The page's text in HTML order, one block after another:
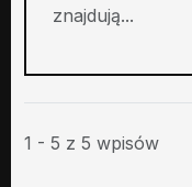
znajdują...
1 - 5 z 5 wpisów